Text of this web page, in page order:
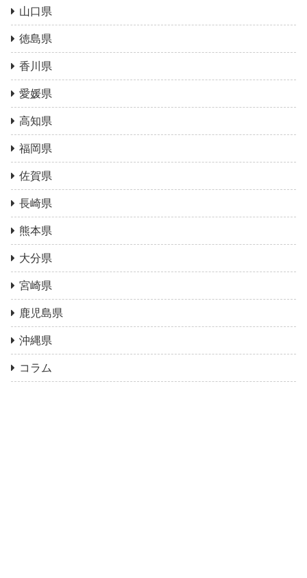
山口県
徳島県
香川県
愛媛県
高知県
福岡県
佐賀県
長崎県
熊本県
大分県
宮崎県
鹿児島県
沖縄県
コラム